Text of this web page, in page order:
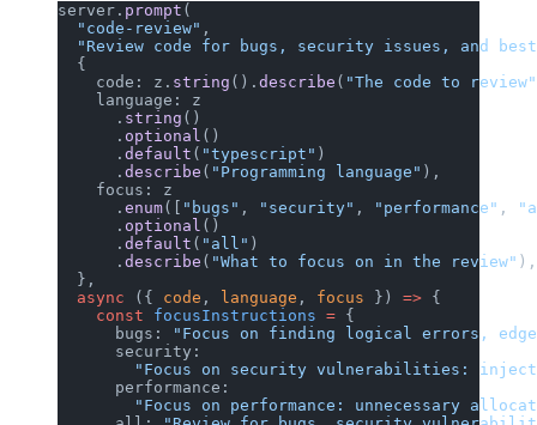
server. prompt
  "code-review"
"Review code for bugs, security issues, and
  {
    code: z.
string ().describe ("The code to
    language: z
      .
string ()
      .
optional ()
      .
default ("typescript"
      .
describe ( "Programming language" ),
    focus: z
      .
enum ([ "bugs" , "security" , "performance" ,
      .
optional ()
      .
default ( "all"
      .
describe ("What to focus on in the review"
  },
  async
({ code , language , focus }) => {
    const
focusInstructions = {
      bugs:
"Focus on finding logical errors,
      security:
"Focus on security vulnerabilities:
      performance:
"Focus on performance: unnecessary